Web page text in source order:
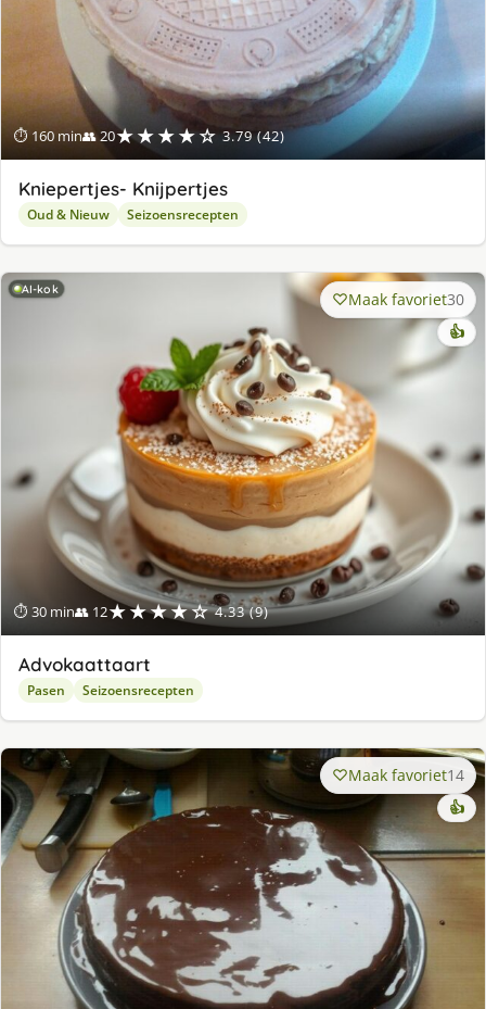
⏱ 160 min👥 20★★★★☆ 3.79 (42)
Kniepertjes- Knijpertjes
Oud & Nieuw Seizoensrecepten
AI-kok
⏱ 30 min👥 12★★★★☆ 4.33 (9)
Maak favoriet30
👍
Advokaattaart
Pasen Seizoensrecepten
Maak favoriet14
👍